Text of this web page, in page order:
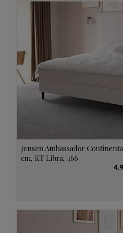
Jensen Ambassador
cm, KT Libra, 466